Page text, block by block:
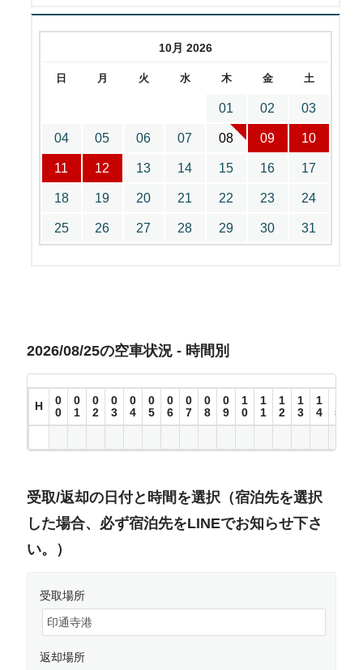
10月 2026
日 月 火 水 木 金 土
01 02 03
04 05 06 07 08 09 10
11 12 13 14 15 16 17
18 19 20 21 22 23 24
25 26 27 28 29 30 31
2026/08/25の空車状況 - 時間別
H
0
0
0
1
0
2
0
3
0
4
0
5
0
6
0
7
0
8
0
9
1
0
1
1
1
2
1
3
1
4
1
5
受取/返却の日付と時間を選択（宿泊先を選択
した場合、必ず宿泊先をLINEでお知らせ下さ
い。）
受取場所
返却場所